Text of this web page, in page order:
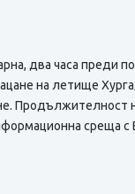
два часа преди
на летище
Продължителност
среща с